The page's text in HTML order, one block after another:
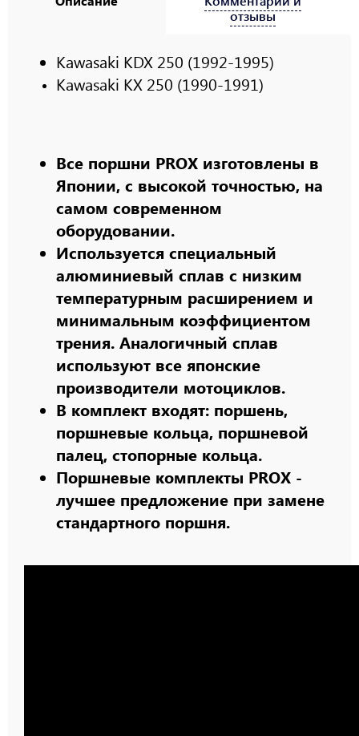
Kawasaki KDX 250 (1992-1995)
Kawasaki KX 250 (1990-1991)
Все поршни PROX изготовлены в
Японии, с высокой точностью, на
самом современном
оборудовании.
Используется специальный
алюминиевый сплав с низким
температурным расширением и
минимальным коэффициентом
трения. Аналогичный сплав
используют все японские
производители мотоциклов.
В комплект входят: поршень,
поршневые кольца, поршневой
палец, стопорные кольца.
Поршневые комплекты PROX -
лучшее предложение при замене
стандартного поршня.
отзывы